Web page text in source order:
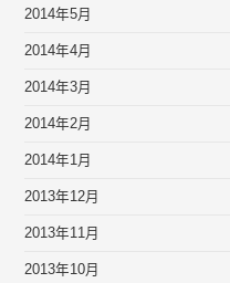
2014年5月
2014年4月
2014年3月
2014年2月
2014年1月
2013年12月
2013年11月
2013年10月